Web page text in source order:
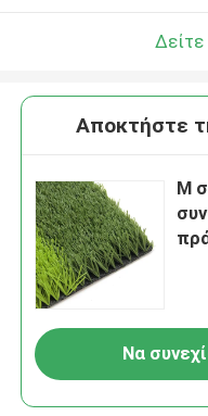
Αποκτήστε
M
Να